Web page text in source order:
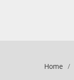
Home /